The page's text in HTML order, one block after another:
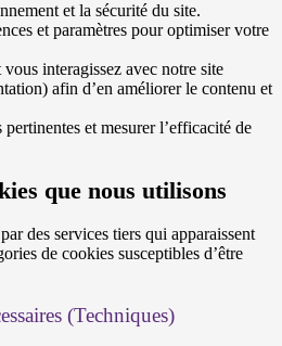
et la sécurité du site.
et paramètres pour optimiser votre
interagissez avec notre site
afin d’en améliorer le contenu et
et mesurer l’efficacité de
que nous utilisons
des services tiers qui apparaissent
de cookies susceptibles d’être
(Techniques)